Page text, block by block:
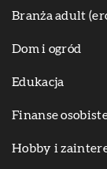
Branża adult
Dom i ogród
Edukacja
Finanse
Hobby i